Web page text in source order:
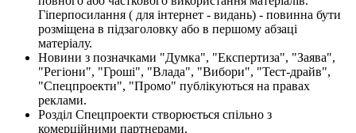
Гіперпосилання ( для інтернет - видань) - повинна бути
розміщена в підзаголовку або в першому абзаці
матеріалу.
Новини з позначками "Думка", "Експертиза", "Заява",
"Регіони", "Гроші", "Влада", "Вибори", "Тест-драйв",
"Спецпроекти", "Промо" публікуються на правах
реклами.
Розділ Спецпроекти створюється спільно з
комерційними партнерами.